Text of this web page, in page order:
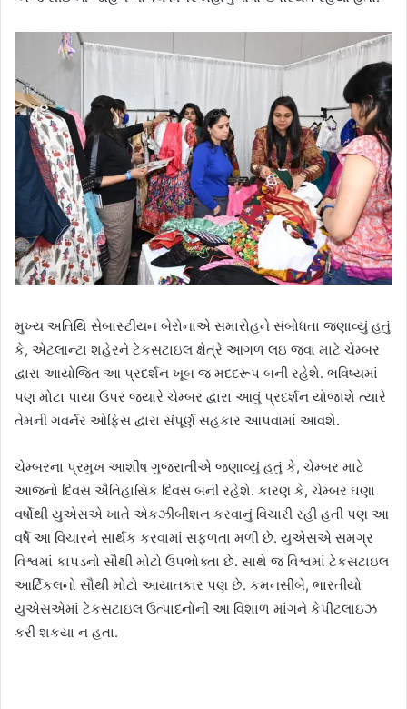
મુખ્ય અતિથિ સેબાસ્ટીયન બેરોનાએ સમારોહને સંબોધતા જણાવ્યું હતું
કે, એટલાન્ટા શહેરને ટેકસટાઇલ ક્ષેત્રે આગળ લઇ જવા માટે ચેમ્બર
દ્વારા આયોજિત આ પ્રદર્શન ખૂબ જ મદદરૂપ બની રહેશે. ભવિષ્યમાં
પણ મોટા પાયા ઉપર જ્યારે ચેમ્બર દ્વારા આવું પ્રદર્શન યોજાશે ત્યારે
તેમની ગવર્નર ઓફિસ દ્વારા સંપૂર્ણ સહકાર આપવામાં આવશે.
ચેમ્બરના પ્રમુખ આશીષ ગુજરાતીએ જણાવ્યું હતું કે, ચેમ્બર માટે
આજનો દિવસ ઐતિહાસિક દિવસ બની રહેશે. કારણ કે, ચેમ્બર ઘણા
વર્ષોથી યુએસએ ખાતે એકઝીબીશન કરવાનું વિચારી રહી હતી પણ આ
વર્ષે આ વિચારને સાર્થક કરવામાં સફળતા મળી છે. યુએસએ સમગ્ર
વિશ્વમાં કાપડનો સૌથી મોટો ઉપભોક્તા છે. સાથે જ વિશ્વમાં ટેકસટાઇલ
આર્ટિકલનો સૌથી મોટો આયાતકાર પણ છે. કમનસીબે, ભારતીયો
યુએસએમાં ટેકસટાઇલ ઉત્પાદનોની આ વિશાળ માંગને કેપીટલાઇઝ
કરી શકયા ન હતા.